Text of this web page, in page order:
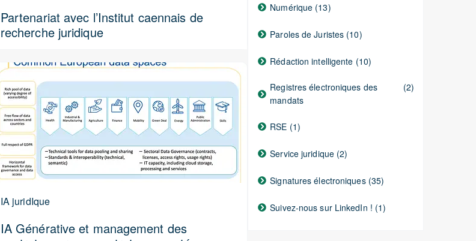
Partenariat avec l’Institut caennais de
recherche juridique
IA juridIque
IA Générative et management des
Numérique (13)
Paroles de Juristes (10)
Rédaction intelligente (10)
Registres électroniques des
mandats
(2)
RSE (1)
Service juridique(2)
Signatures électroniques(35)
Suivez-nous sur LinkedIn ! (1)